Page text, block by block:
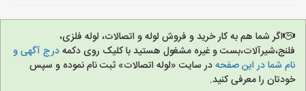
اگر شما هم به کار خرید و فروش لوله و اتصالات، لوله فلزی،
فلنج،شیرآلات،بست و غیره مشغول هستید با کلیک روی دکمهدرج آگهی و
نام شما در این صفحهدر سایت «لوله اتصالات» ثبت نام نموده و سپس
خودتان را معرفی کنید.